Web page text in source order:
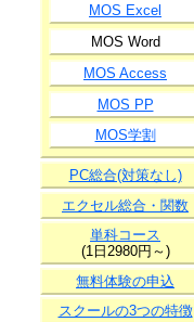
MOS Excel
MOS Word
MOS Access
MOS PP
MOS学割
PC総合(対策なし)
エクセル総合・関数
単科コース
(1日2980円～)
無料体験の申込
スクールの3つの特徴